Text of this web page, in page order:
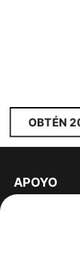
OBTÉN
APOYO